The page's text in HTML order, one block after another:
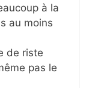
à la
au moins
de riste
pas le